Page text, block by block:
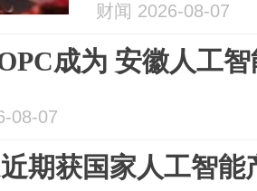
财闻 2026-08-07
成为 安徽人工
08-07
近期获国家人工智